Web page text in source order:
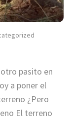
pasito en
a poner el
¿Pero
El terreno